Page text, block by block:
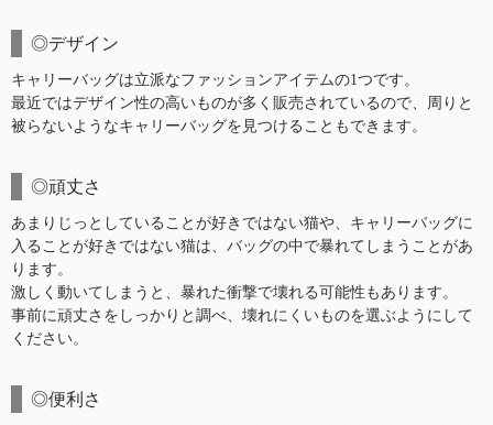
◎デザイン
キャリーバッグは立派なファッションアイテムの1つです。
最近ではデザイン性の高いものが多く販売されているので、周りと
被らないようなキャリーバッグを見つけることもできます。
◎頑丈さ
あまりじっとしていることが好きではない猫や、キャリーバッグに
入ることが好きではない猫は、バッグの中で暴れてしまうことがあ
ります。
激しく動いてしまうと、暴れた衝撃で壊れる可能性もあります。
事前に頑丈さをしっかりと調べ、壊れにくいものを選ぶようにして
ください。
◎便利さ